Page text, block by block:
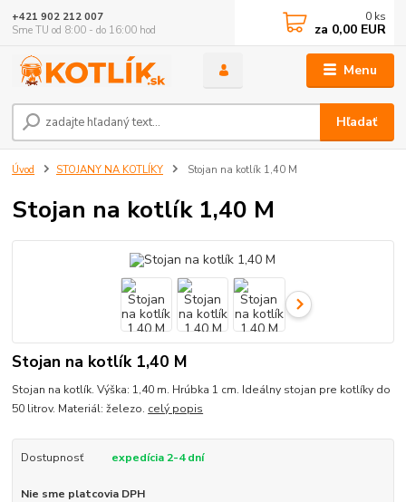
Menu
Hľadať
+421 902 212 007
Sme TU od 8:00 - do 16:00 hod
0 ks
za 0,00 EUR
Úvod STOJANY NA KOTLÍKY Stojan na kotlík 1,40 M
Stojan na kotlík 1,40 M
Stojan na kotlík 1,40 M
Stojan na kotlík. Výška: 1,40 m. Hrúbka 1 cm. Ideálny stojan pre kotlíky do
50 litrov. Materiál: železo. celý popis
Dostupnosť expedícia 2-4 dní
Nie sme platcovia DPH